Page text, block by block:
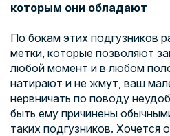
которым они обладают
По бокам этих подгузников
метки, которые позволяют
любой момент и в любом
натирают и не жмут, ваш
нервничать по поводу
быть ему причинены
таких подгузников. Хочется